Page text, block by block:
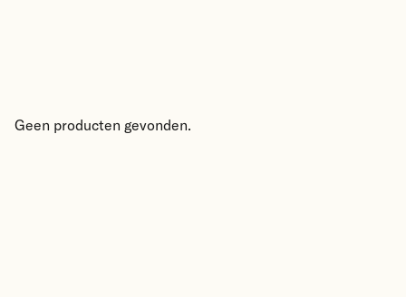
Geen producten gevonden.